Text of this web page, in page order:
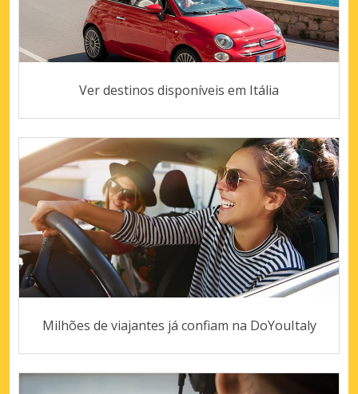
Ver destinos disponíveis em Itália
Milhões de viajantes já confiam na DoYouItaly